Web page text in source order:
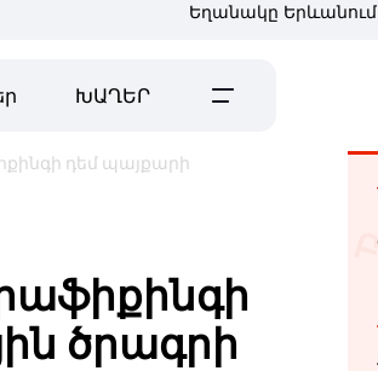
Եղանակը Երևանում
ԽԱՂԵՐ
դեմ պայքարի
ծրագրի